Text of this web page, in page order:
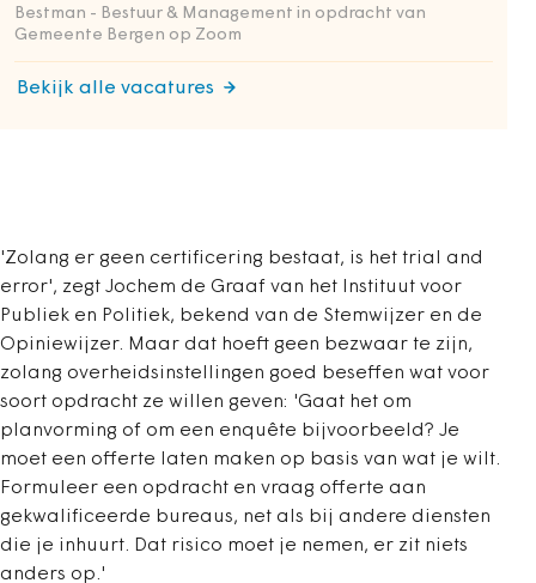
Bestman - Bestuur & Management in opdracht van
Gemeente Bergen op Zoom
Bekijk alle vacatures
'Zolang er geen certificering bestaat, is het trial and
error', zegt Jochem de Graaf van het Instituut voor
Publiek en Politiek, bekend van de Stemwijzer en de
Opiniewijzer. Maar dat hoeft geen bezwaar te zijn,
zolang overheidsinstellingen goed beseffen wat voor
soort opdracht ze willen geven: 'Gaat het om
planvorming of om een enquête bijvoorbeeld? Je
moet een offerte laten maken op basis van wat je wilt.
Formuleer een opdracht en vraag offerte aan
gekwalificeerde bureaus, net als bij andere diensten
die je inhuurt. Dat risico moet je nemen, er zit niets
anders op.'